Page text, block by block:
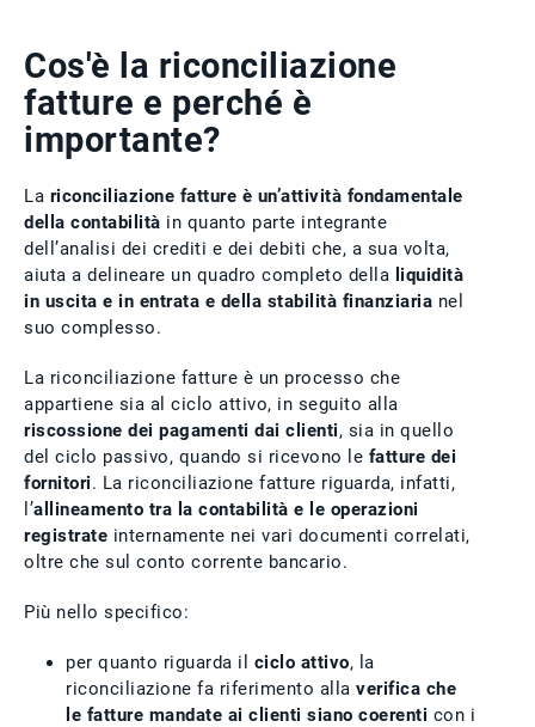
Cos'è la riconciliazione
fatture e perché è
importante?
La riconciliazione fatture è un’attività fondamentale
della contabilità in quanto parte integrante
dell’analisi dei crediti e dei debiti che, a sua volta,
aiuta a delineare un quadro completo della liquidità
in uscita e in entrata e della stabilità finanziaria nel
suo complesso.
La riconciliazione fatture è un processo che
appartiene sia al ciclo attivo, in seguito alla
riscossione dei pagamenti dai clienti, sia in quello
del ciclo passivo, quando si ricevono le fatture dei
fornitori. La riconciliazione fatture riguarda, infatti,
l’allineamento tra la contabilità e le operazioni
registrate internamente nei vari documenti correlati,
oltre che sul conto corrente bancario.
Più nello specifico:
per quanto riguarda il ciclo attivo, la
riconciliazione fa riferimento alla verifica che
le fatture mandate ai clienti siano coerenti con i